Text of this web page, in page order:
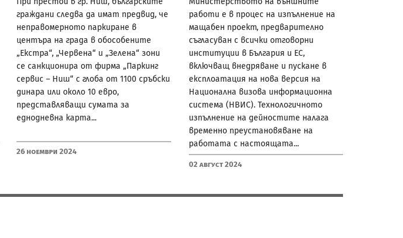
граждани следва да имат предвид, че
неправомерното паркиране в
центъра на града в обособените
„Екстра“, „Червена“ и „Зелена“ зони
се санкционира от фирма „Паркинг
сервис – Ниш“ с глоба от 1100 сръбски
динара или около 10 евро,
представляващи сумата за
еднодневна карта...
26 Ноември 2024
работи е в процес на изпълнение на
мащабен проект, предварително
съгласуван с всички отговорни
институции в България и ЕС,
включващ внедряване и пускане в
експлоатация на нова версия на
Национална визова информационна
система (НВИС). Технологичното
изпълнение на дейностите налага
временно преустановяване на
работата с настоящата...
02 Август 2024